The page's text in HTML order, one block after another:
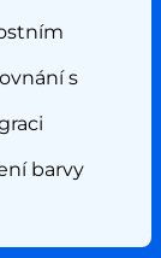
s
barvy